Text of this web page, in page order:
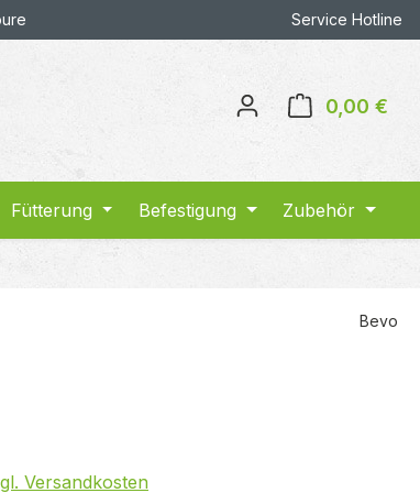
Service Hotline
0,00 €
Fütterung Befestigung Zubehör
Bevo
Versandkosten